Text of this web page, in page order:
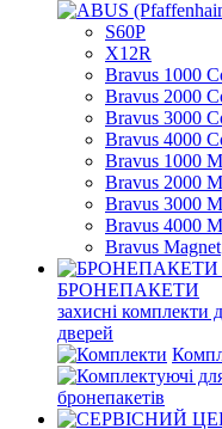
S60P
X12R
Bravus 1000
Bravus 2000
Bravus 3000
Bravus 4000
Bravus 1000
Bravus 2000
Bravus 3000
Bravus 4000
Bravus Magnet
БРОНЕПАКЕТИ
захисні комплекти
дверей
бронепакетів